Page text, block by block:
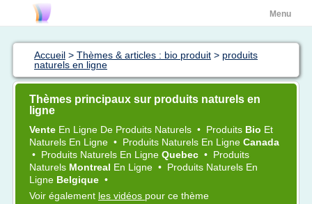
Menu
Accueil > Thèmes & articles : bio produit > produits
naturels en ligne
Thèmes principaux sur produits naturels en
ligne
Vente En Ligne De Produits Naturels • Produits Bio Et
Naturels En Ligne • Produits Naturels En Ligne Canada
• Produits Naturels En Ligne Quebec • Produits
Naturels Montreal En Ligne • Produits Naturels En
Ligne Belgique •
Voir également les vidéos pour ce thème